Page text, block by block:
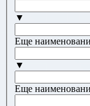
▼
Еще
▼
Еще